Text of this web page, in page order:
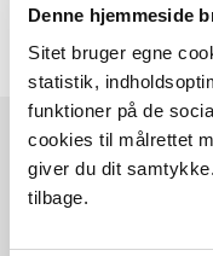
Denne hjemmeside
Sitet bruger egne
statistik,
funktioner på de
cookies til målrettet
giver du dit
tilbage.
Sådan